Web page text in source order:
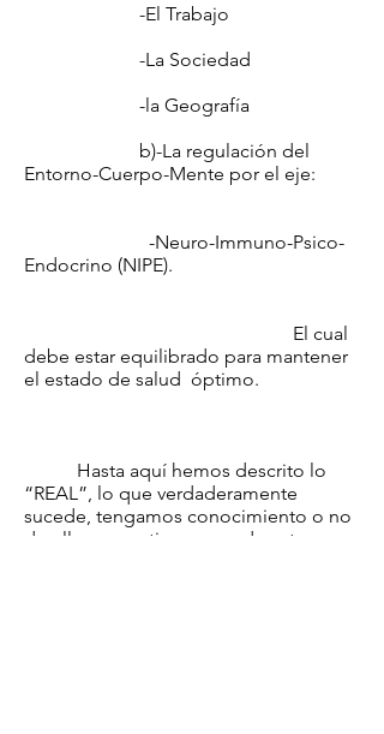
-El Trabajo
-La Sociedad
-la Geografía
b)-La regulación del
Entorno-Cuerpo-Mente por el eje:
-Neuro-Immuno-Psico-
Endocrino (NIPE).
El cual
debe estar equilibrado para mantener
el estado de salud óptimo.
Hasta aquí hemos descrito lo
“REAL”, lo que verdaderamente
sucede, tengamos conocimiento o no
de ello y a partir de este